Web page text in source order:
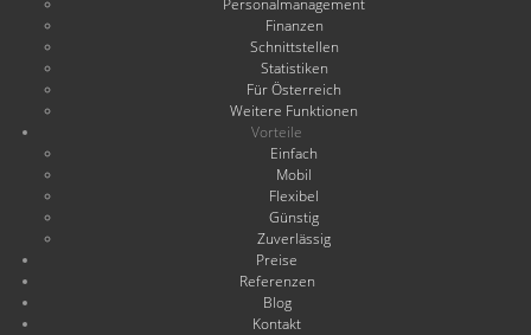
Personalmanagement
Finanzen
Schnittstellen
Statistiken
Für Österreich
Weitere Funktionen
Vorteile
Einfach
Mobil
Flexibel
Günstig
Zuverlässig
Preise
Referenzen
Blog
Kontakt